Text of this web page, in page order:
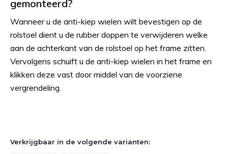
gemonteerd?
Wanneer u de anti-kiep wielen wilt bevestigen op de
rolstoel dient u de rubber doppen te verwijderen welke
aan de achterkant van de rolstoel op het frame zitten.
Vervolgens schuift u de anti-kiep wielen in het frame en
klikken deze vast door middel van de voorziene
vergrendeling.
Verkrijgbaar in de volgende varianten: